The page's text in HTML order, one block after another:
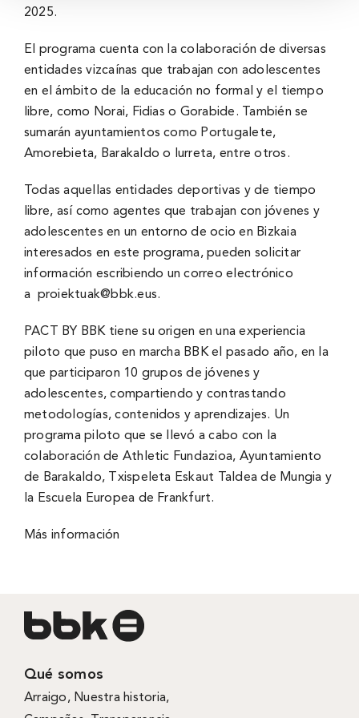
2025.
El programa cuenta con la colaboración de diversas
entidades vizcaínas que trabajan con adolescentes
en el ámbito de la educación no formal y el tiempo
libre, como Norai, Fidias o Gorabide. También se
sumarán ayuntamientos como Portugalete,
Amorebieta, Barakaldo o Iurreta, entre otros.
Todas aquellas entidades deportivas y de tiempo
libre, así como agentes que trabajan con jóvenes y
adolescentes en un entorno de ocio en Bizkaia
interesados en este programa, pueden solicitar
información escribiendo un correo electrónico
a proiektuak@bbk.eus.
PACT BY BBK tiene su origen en una experiencia
piloto que puso en marcha BBK el pasado año, en la
que participaron 10 grupos de jóvenes y
adolescentes, compartiendo y contrastando
metodologías, contenidos y aprendizajes. Un
programa piloto que se llevó a cabo con la
colaboración de Athletic Fundazioa, Ayuntamiento
de Barakaldo, Txispeleta Eskaut Taldea de Mungia y
la Escuela Europea de Frankfurt.
Más información
Qué somos
Arraigo, Nuestra historia,